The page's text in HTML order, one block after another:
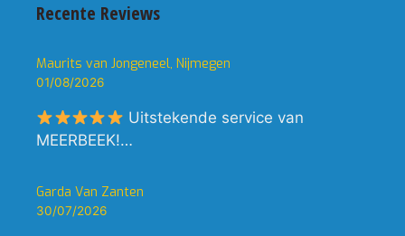
Recente Reviews
Maurits van Jongeneel, Nijmegen
01/08/2026
Uitstekende service van
MEERBEEK!…
Garda Van Zanten
30/07/2026